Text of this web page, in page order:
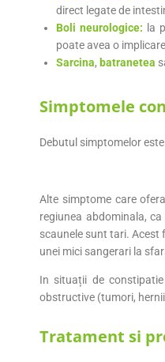
direct legate de
Boli neurologice: la
poate avea o
Sarcina, batranetea
Simptomele
Debutul simptomelor
Alte simptome care
regiunea abdominala,
scaunele sunt tari. Acest
unei mici sangerari la
In situații de
obstructive (tumori,
Tratament si